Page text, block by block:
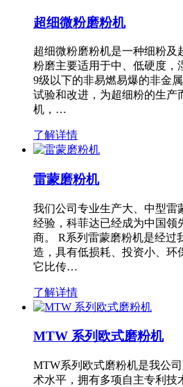
超细微粉磨粉机
超细微粉磨粉机是一种细粉及
粉磨主要适用于中、低硬度，
9级以下的非易燃易爆的非金
试验和改进，为超细粉的生产
机，…
了解详情
雷蒙磨粉机
我们公司专业生产大、中型雷
经验，科菲达已经成为中国领
商。 R系列雷蒙磨粉机是经过
造，具有低损耗、投资小、环
它比传…
了解详情
MTW 系列欧式磨粉机
MTW系列欧式磨粉机是我公
术水平，拥有多项自主专利